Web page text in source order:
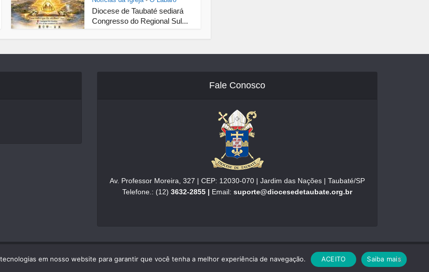
Diocese de Taubaté sediará
Congresso do Regional Sul...
Fale Conosco
Av. Professor Moreira, 327 | CEP: 12030-070 | Jardim das Nações | Taubaté/SP
Telefone.: (12) 3632-2855 | Email: suporte@diocesedetaubate.org.br
em nosso website para garantir que você tenha a melhor experiência de navegação. ACEITO Saiba mais